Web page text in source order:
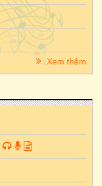
Xem thêm